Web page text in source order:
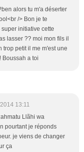
alors tu m'a déserter
/> Bon je te
initiative cette
lasser ?? moi mon fils il
trop petit il me m'est une
Boussah a toi
13:11
Llãhi wa
pourtant je réponds
je viens de changer
ça